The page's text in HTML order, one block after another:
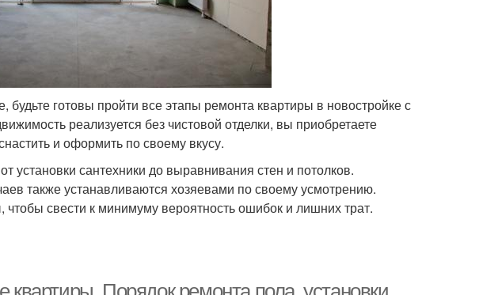
готовы пройти все этапы ремонта квартиры в новостройке с
реализуется без чистовой отделки, вы приобретаете
и оформить по своему вкусу.
установки сантехники до выравнивания стен и потолков.
также устанавливаются хозяевами по своему усмотрению.
свести к минимуму вероятность ошибок и лишних трат.